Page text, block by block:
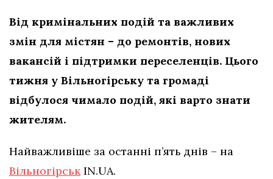
Від кримінальних подій та важливих
змін для містян – до ремонтів, нових
вакансій і підтримки переселенців. Цього
тижня у Вільногірську та громаді
відбулося чимало подій, які варто знати
жителям.
Найважливіше за останні п’ять днів – на
ВільногірськIN.UA.